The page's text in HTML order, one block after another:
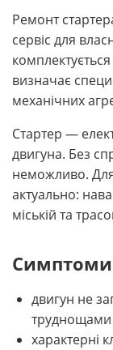
Ремонт
сервіс для
визначає
механічних
Стартер —
двигуна. Без
неможливо.
актуально:
міській та
Симптоми
двигун не
труднощами
характерні